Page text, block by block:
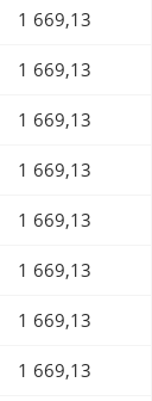
1 669,13
1 669,13
1 669,13
1 669,13
1 669,13
1 669,13
1 669,13
1 669,13